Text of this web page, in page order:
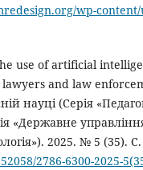
wp-content/
use of artificial
and law
науці (Серія
«Державне
2025. № 5 (35).
2786-6300-2025-